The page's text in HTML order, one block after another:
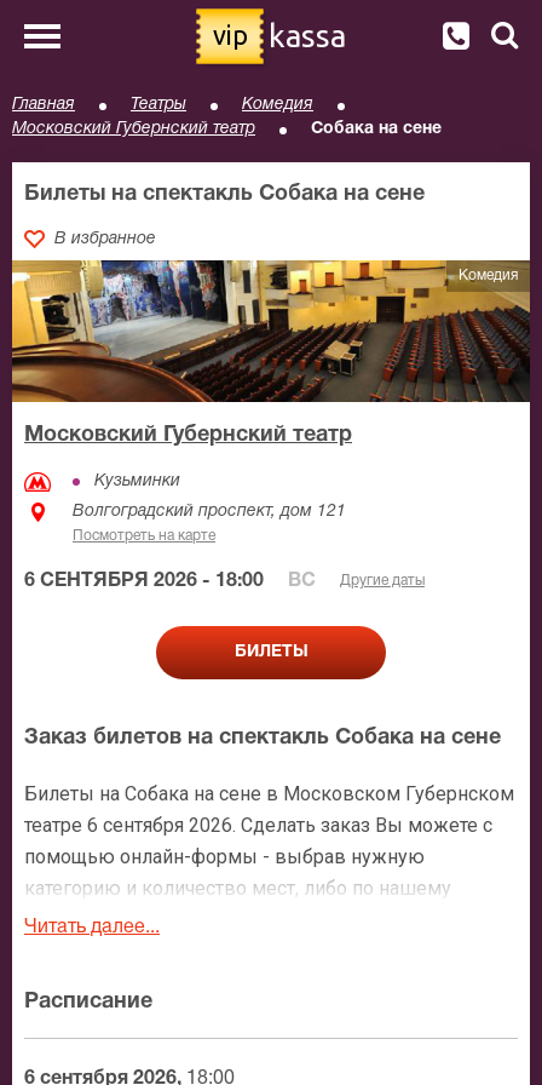
vip kassa
Главная Театры
Комедия
Московский Губернский театр
Собака на сене
Билеты на спектакль Собака на сене
В избранное
Комедия
Московский Губернский театр
Кузьминки
Волгоградский проспект, дом 121
Посмотреть на карте
6 СЕНТЯБРЯ 2026 - 18:00 ВС Другие даты
БИЛЕТЫ
Заказ билетов на спектакль Собака на сене
Билеты на Собака на сене в Московском Губернском
театре 6 сентября 2026. Сделать заказ Вы можете с
помощью онлайн-формы - выбрав нужную
категорию и количество мест, либо по нашему
номеру телефона: +7 (495) 921-35-00. После
мероприятии, о расположении мест в зрительном
зале, о том как заказать билет и утвердит адрес
доставки.
Читать далее...
Расписание
6 сентября 2026, 18:00